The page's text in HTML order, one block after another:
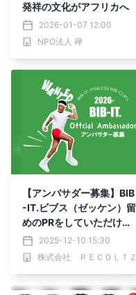
発祥の文化がアフリカへ
2026-01-07 12:00
NPO法人 襷
【アンバサダー募集】BIB
-IT.ビブス（ゼッケン）留
めのPRをしていただける
ランナーやチームを募集！
2025-12-10 15:30
株式会社 ＲＥＣＯＬＴＺ